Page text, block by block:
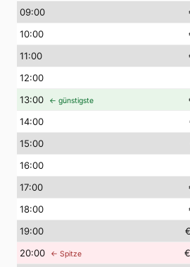
09:00
10:00
11:00
12:00
13:00 ← günstigste
14:00
15:00
16:00
17:00
18:00
19:00
20:00 ← Spitze